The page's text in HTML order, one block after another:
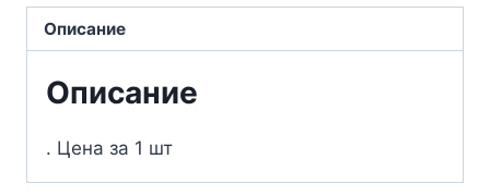
Описание
Описание
. Цена за 1 шт